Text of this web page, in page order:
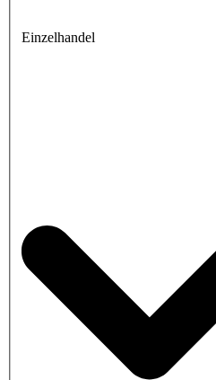
Einzelhandel